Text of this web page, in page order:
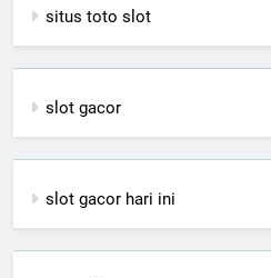
situs toto slot
slot gacor
slot gacor hari ini